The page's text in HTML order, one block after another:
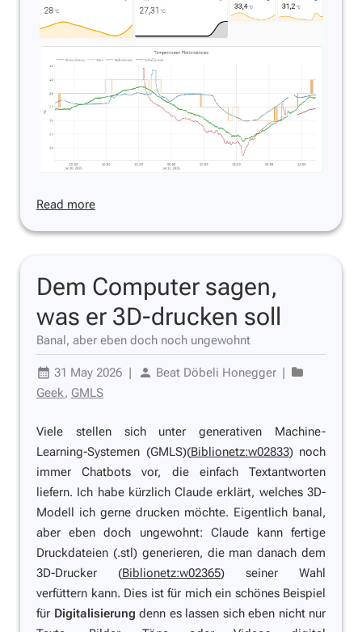
Read more
Dem Computer sagen,
was er 3D-drucken soll
Banal, aber eben doch noch ungewohnt
31 May 2026 | Beat Döbeli Honegger |
Geek, GMLS
Viele stellen sich unter generativen Machine-
Learning-Systemen (GMLS)(Biblionetz:w02833) noch
immer Chatbots vor, die einfach Textantworten
liefern. Ich habe kürzlich Claude erklärt, welches 3D-
Modell ich gerne drucken möchte. Eigentlich banal,
aber eben doch ungewohnt: Claude kann fertige
Druckdateien (.stl) generieren, die man danach dem
3D-Drucker (Biblionetz:w02365) seiner Wahl
verfüttern kann. Dies ist für mich ein schönes Beispiel
für Digitalisierung denn es lassen sich eben nicht nur